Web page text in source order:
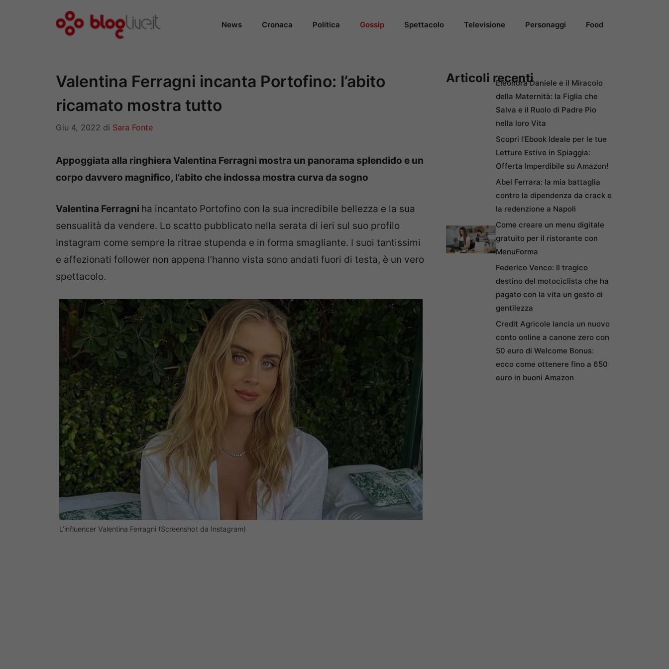
News Cronaca Politica Gossip Spettacolo Televisione Personaggi Food
Valentina Ferragni incanta Portofino: l’abito
ricamato mostra tutto
Giu 4, 2022 di Sara Fonte
Appoggiata alla ringhiera Valentina Ferragni mostra un panorama splendido e un
corpo davvero magnifico, l’abito che indossa mostra curva da sogno
Valentina Ferragni ha incantato Portofino con la sua incredibile bellezza e la sua
sensualità da vendere. Lo scatto pubblicato nella serata di ieri sul suo profilo
Instagram come sempre la ritrae stupenda e in forma smagliante. I suoi tantissimi
e affezionati follower non appena l’hanno vista sono andati fuori di testa, è un vero
spettacolo.
L’influencer Valentina Ferragni (Screenshot da Instagram)
Articoli recentiEleonora Daniele e il Miracolo
della Maternità: la Figlia che
Salva e il Ruolo di Padre Pio
nella loro Vita
Scopri l’Ebook Ideale per le tue
Letture Estive in Spiaggia:
Offerta Imperdibile su Amazon!
Abel Ferrara: la mia battaglia
contro la dipendenza da crack e
la redenzione a Napoli
Come creare un menu digitale
gratuito per il ristorante con
MenuForma
Federico Venco: Il tragico
destino del motociclista che ha
pagato con la vita un gesto di
gentilezza
Credit Agricole lancia un nuovo
conto online a canone zero con
50 euro di Welcome Bonus:
ecco come ottenere fino a 650
euro in buoni Amazon